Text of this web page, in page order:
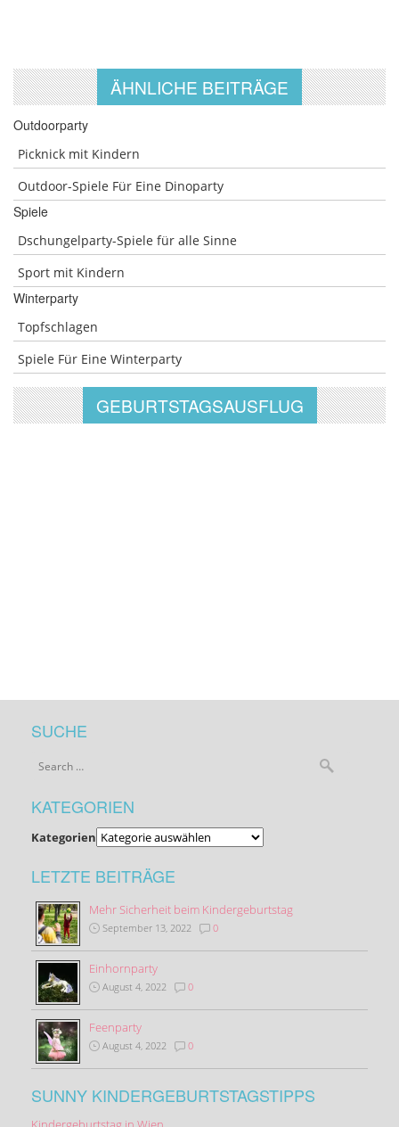
ÄHNLICHE BEITRÄGE
Outdoorparty
Picknick mit Kindern
Outdoor-Spiele Für Eine Dinoparty
Spiele
Dschungelparty-Spiele für alle Sinne
Sport mit Kindern
Winterparty
Topfschlagen
Spiele Für Eine Winterparty
GEBURTSTAGSAUSFLUG
SUCHE
KATEGORIEN
Kategorien
LETZTE BEITRÄGE
Mehr Sicherheit beim Kindergeburtstag
September 13, 2022 0
Einhornparty
August 4, 2022 0
Feenparty
August 4, 2022 0
SUNNY KINDERGEBURTSTAGSTIPPS